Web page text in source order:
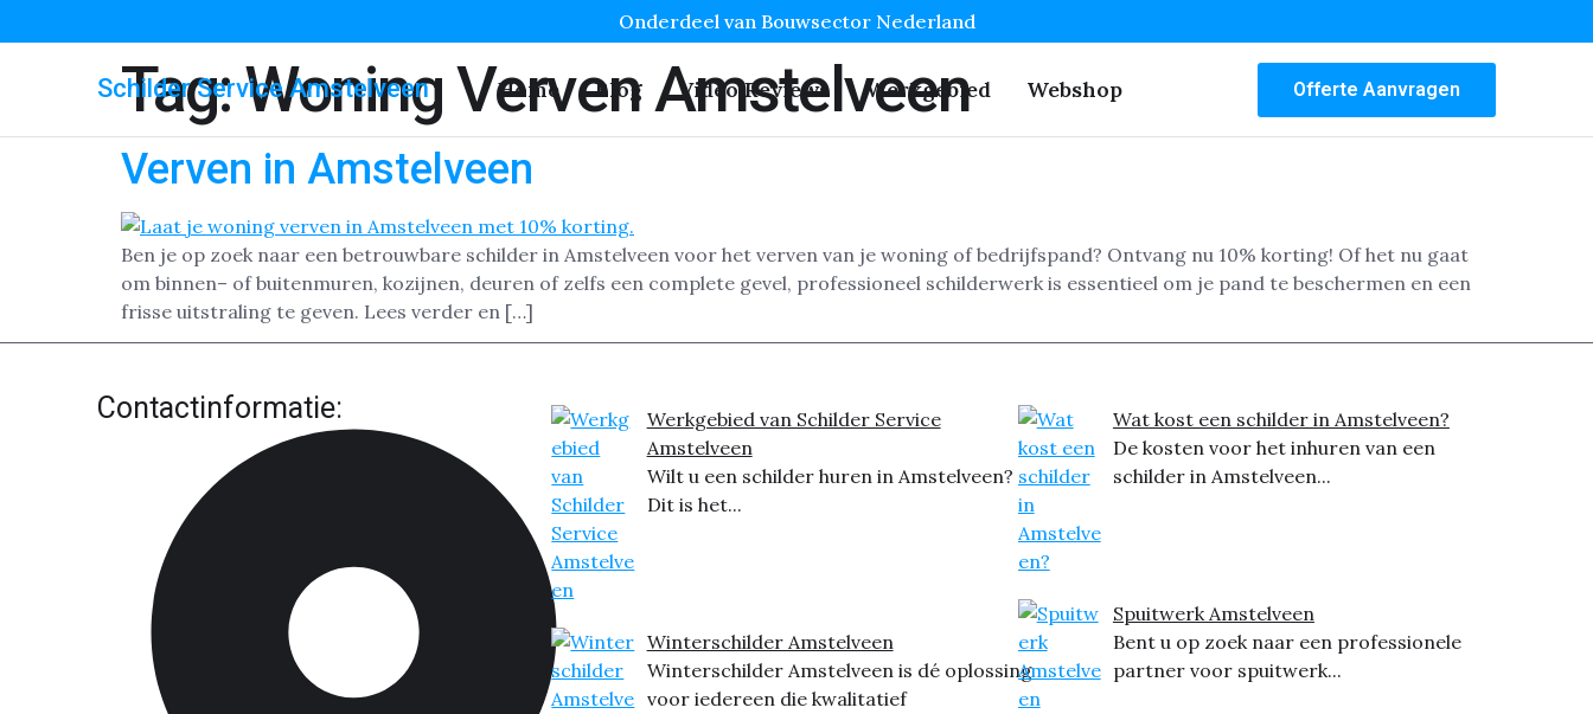
Onderdeel van Bouwsector Nederland
Schilder Service Amstelveen Home Blog Video Reviews Werkgebied Webshop Offerte Aanvragen
Tag:Woning Verven Amstelveen
Verven in Amstelveen
Ben je op zoek naar een betrouwbare schilder in Amstelveen voor het verven van je woning of bedrijfspand? Ontvang nu 10% korting! Of het nu gaat
om binnen– of buitenmuren, kozijnen, deuren of zelfs een complete gevel, professioneel schilderwerk is essentieel om je pand te beschermen en een
frisse uitstraling te geven. Lees verder en […]
Contactinformatie:
Werkgebied van Schilder Service
Amstelveen
Wilt u een schilder huren in Amstelveen?
Dit is het...
Winterschilder Amstelveen
Winterschilder Amstelveen is dé oplossing
voor iedereen die kwalitatief
Wat kost een schilder in Amstelveen?
De kosten voor het inhuren van een
schilder in Amstelveen...
Spuitwerk Amstelveen
Bent u op zoek naar een professionele
partner voor spuitwerk...